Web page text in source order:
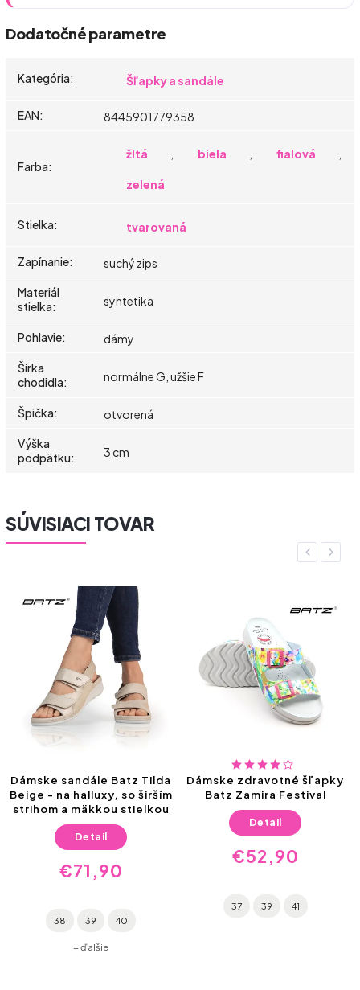
Dodatočné parametre
Kategória: Šľapky a sandále
EAN: 8445901779358
Farba:
žltá biela fialová
zelená
Stielka: tvarovaná
Zapínanie:
suchý zips
Materiál
stielka: syntetika
Pohlavie:
dámy
Šírka
chodidla: normálne G, užšie F
Špička:
otvorená
Výška
podpätku: 3 cm
SÚVISIACI TOVAR
Previous
Dámske sandále Batz Tilda
Beige - na halluxy, so širším
strihom a mäkkou stielkou
€71,90
Detail
38 39 40
+ ďalšie
Dámske zdravotné šľapky
Batz Zamira Festival
€52,90
Detail
37 39 41
Next